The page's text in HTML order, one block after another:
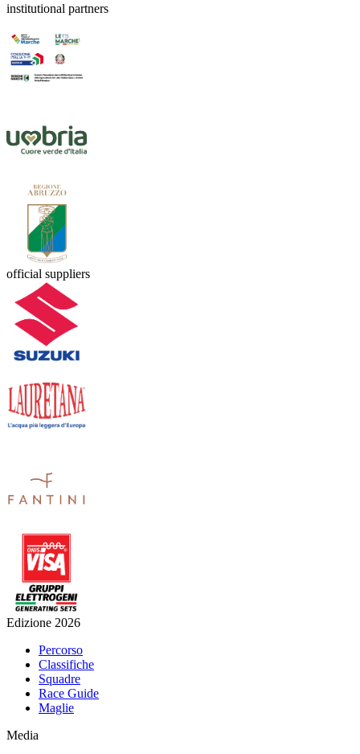
institutional partners
official suppliers
Edizione 2026
Percorso
Classifiche
Squadre
Race Guide
Maglie
Media